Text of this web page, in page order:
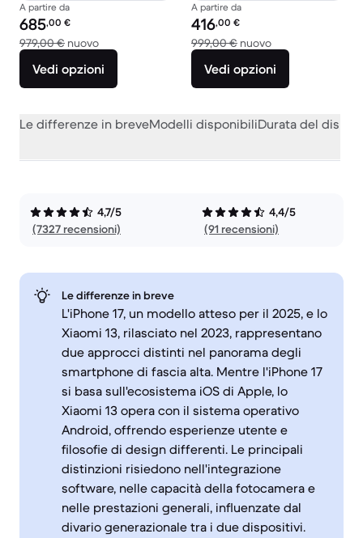
A partire da
Prezzo del ricondizionato:
685,00 €
979,00 € nuovoRispetto a 979,00 € del nuovo
Vedi opzioni
A partire da
Prezzo del ricondizionato:
416,00 €
999,00 € nuovoRispetto a
Vedi opzioni
Le differenze in breveModelli disponibiliDurata del
4,7/5
(7327 recensioni)
4,4/5
(91 recensioni)
Le differenze in breve
L'iPhone 17, un modello atteso per il 2025, e lo
Xiaomi 13, rilasciato nel 2023, rappresentano
due approcci distinti nel panorama degli
smartphone di fascia alta. Mentre l'iPhone 17
si basa sull'ecosistema iOS di Apple, lo
Xiaomi 13 opera con il sistema operativo
Android, offrendo esperienze utente e
filosofie di design differenti. Le principali
distinzioni risiedono nell'integrazione
software, nelle capacità della fotocamera e
nelle prestazioni generali, influenzate dal
divario generazionale tra i due dispositivi.